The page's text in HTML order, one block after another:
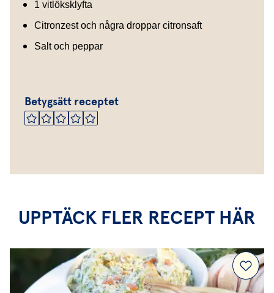
1 vitlöksklyfta
Citronzest och några droppar citronsaft
Salt och peppar
Betygsätt receptet
UPPTÄCK FLER RECEPT HÄR